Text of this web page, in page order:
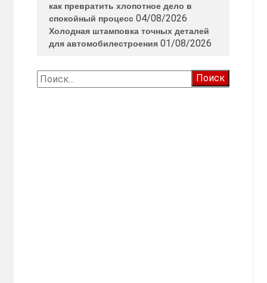
как превратить хлопотное дело в
спокойный процесс 04/08/2026
Холодная штамповка точных деталей
для автомобилестроения 01/08/2026
Найти: